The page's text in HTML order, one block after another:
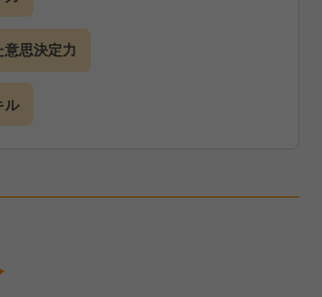
ション（調理・接客）
調整
フト調整
す。
思決定力
ル